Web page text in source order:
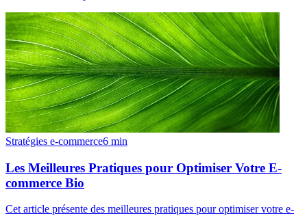
Stratégies e-commerce6 min
Les Meilleures Pratiques pour Optimiser Votre E-
commerce Bio
Cet article présente des meilleures pratiques pour optimiser votre e-